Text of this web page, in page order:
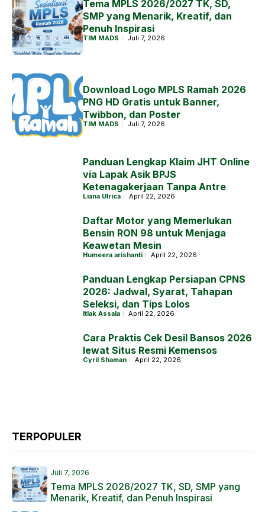
Tema MPLS 2026/2027 TK, SD,
SMP yang Menarik, Kreatif, dan
Penuh Inspirasi
TIM MADS Juli 7, 2026
Download Logo MPLS Ramah 2026
PNG HD Gratis untuk Banner,
Twibbon, dan Poster
TIM MADS Juli 7, 2026
Panduan Lengkap Klaim JHT Online
via Lapak Asik BPJS
Ketenagakerjaan Tanpa Antre
Liana Ulrica April 22, 2026
Daftar Motor yang Memerlukan
Bensin RON 98 untuk Menjaga
Keawetan Mesin
Humeera arishanti April 22, 2026
Panduan Lengkap Persiapan CPNS
2026: Jadwal, Syarat, Tahapan
Seleksi, dan Tips Lolos
Itlak Assala April 22, 2026
Cara Praktis Cek Desil Bansos 2026
lewat Situs Resmi Kemensos
Cyril Shaman April 22, 2026
TERPOPULER
Juli 7, 2026
Tema MPLS 2026/2027 TK, SD, SMP yang
Menarik, Kreatif, dan Penuh Inspirasi